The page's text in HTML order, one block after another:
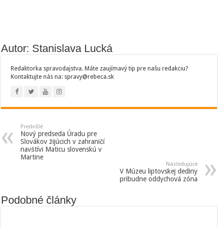
Autor: Stanislava Lucká
Redaktorka spravodajstva. Máte zaujímavý tip pre našu redakciu?
Kontaktujte nás na: spravy@rebeca.sk
Predošlé
Nový predseda Úradu pre
Slovákov žijúcich v zahraničí
navštívi Maticu slovenskú v
Martine
Nasledujúce
V Múzeu liptovskej dediny
pribudne oddychová zóna
Podobné články